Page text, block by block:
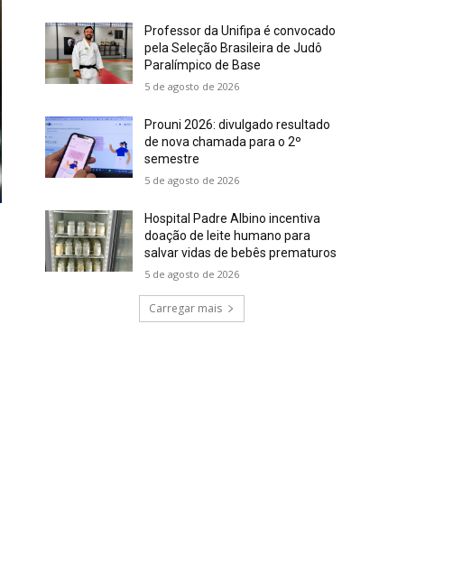
Professor da Unifipa é convocado
pela Seleção Brasileira de Judô
Paralímpico de Base
5 de agosto de 2026
Prouni 2026: divulgado resultado
de nova chamada para o 2º
semestre
5 de agosto de 2026
Hospital Padre Albino incentiva
doação de leite humano para
salvar vidas de bebês prematuros
5 de agosto de 2026
Carregar mais